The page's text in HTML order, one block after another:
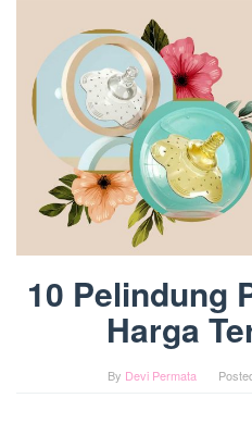
10 Pelindung
Harga
By Devi Permata